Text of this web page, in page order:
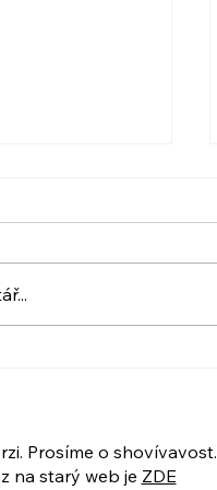
A
A jestli
o sdílení. ☺️
Prosíme o shovívavost.
na starý web je ZDE